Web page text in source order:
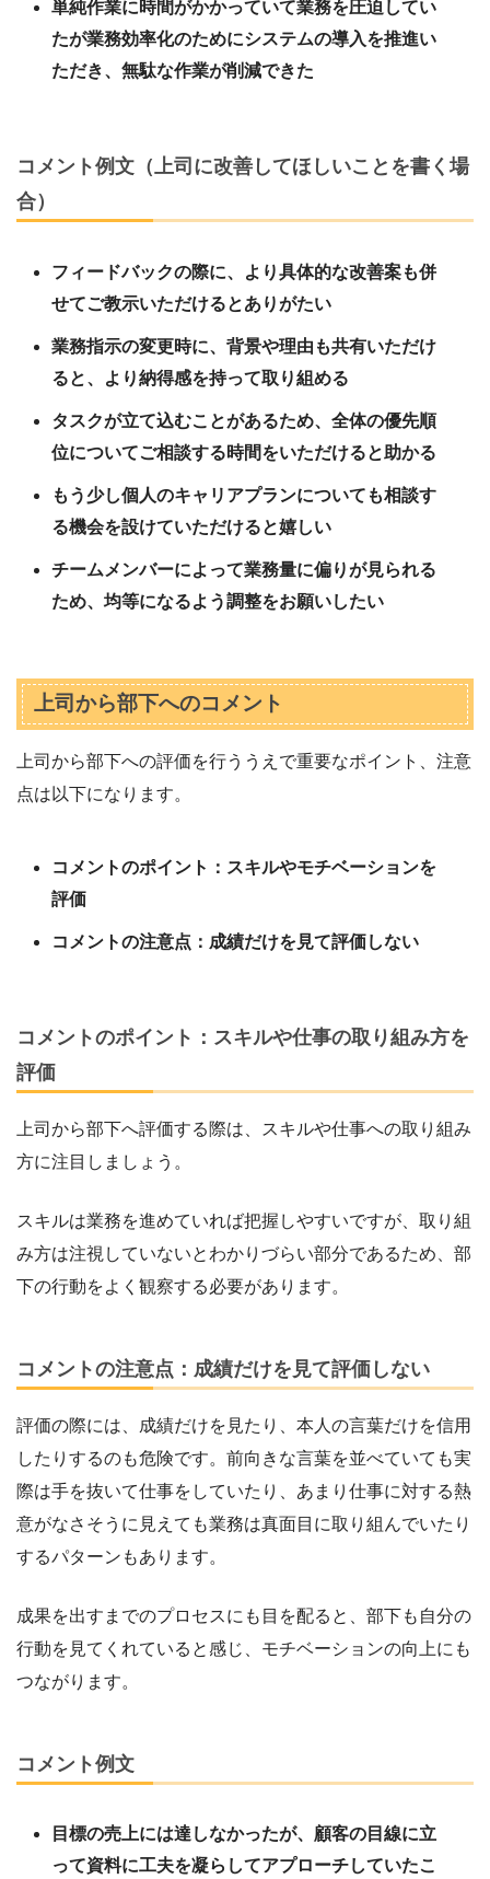
単純作業に時間がかかっていて業務を圧迫してい
たが業務効率化のためにシステムの導入を推進い
ただき、無駄な作業が削減できた
コメント例文（上司に改善してほしいことを書く場
合）
フィードバックの際に、より具体的な改善案も併
せてご教示いただけるとありがたい
業務指示の変更時に、背景や理由も共有いただけ
ると、より納得感を持って取り組める
タスクが立て込むことがあるため、全体の優先順
位についてご相談する時間をいただけると助かる
もう少し個人のキャリアプランについても相談す
る機会を設けていただけると嬉しい
チームメンバーによって業務量に偏りが見られる
ため、均等になるよう調整をお願いしたい
上司から部下へのコメント
上司から部下への評価を行ううえで重要なポイント、注意
点は以下になります。
コメントのポイント：スキルやモチベーションを
評価
コメントの注意点：成績だけを見て評価しない
コメントのポイント：スキルや仕事の取り組み方を
評価
上司から部下へ評価する際は、スキルや仕事への取り組み
方に注目しましょう。
スキルは業務を進めていれば把握しやすいですが、取り組
み方は注視していないとわかりづらい部分であるため、部
下の行動をよく観察する必要があります。
コメントの注意点：成績だけを見て評価しない
評価の際には、成績だけを見たり、本人の言葉だけを信用
したりするのも危険です。前向きな言葉を並べていても実
際は手を抜いて仕事をしていたり、あまり仕事に対する熱
意がなさそうに見えても業務は真面目に取り組んでいたり
するパターンもあります。
成果を出すまでのプロセスにも目を配ると、部下も自分の
行動を見てくれていると感じ、モチベーションの向上にも
つながります。
コメント例文
目標の売上には達しなかったが、顧客の目線に立
って資料に工夫を凝らしてアプローチしていたこ